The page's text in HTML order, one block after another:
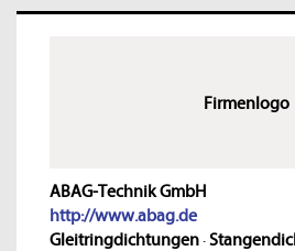
Firmenlogo
ABAG-Technik GmbH
http://www.abag.de
Gleitringdichtungen·